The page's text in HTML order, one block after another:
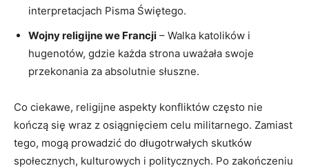
interpretacjach Pisma Świętego.
Wojny religijne we Francji – Walka katolików i
hugenotów, gdzie każda strona uważała swoje
przekonania za absolutnie słuszne.
Co ciekawe, religijne aspekty konfliktów często nie
kończą się wraz z osiągnięciem celu militarnego. Zamiast
tego, mogą prowadzić do długotrwałych skutków
społecznych, kulturowych i politycznych. Po zakończeniu